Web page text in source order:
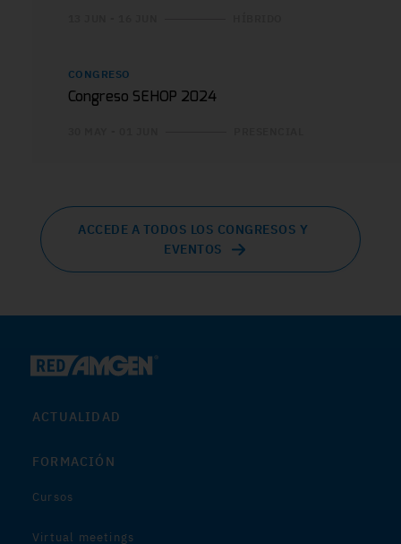
CONGRESO
Congreso SEHOP 2024
ACCEDE A TODOS LOS CONGRESOS Y
EVENTOS
ACTUALIDAD
FORMACIÓN
Cursos
Virtual meetings